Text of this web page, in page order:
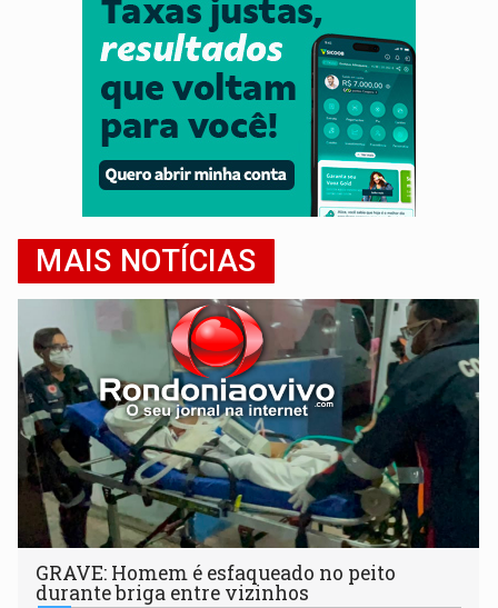
MAIS NOTÍCIAS
GRAVE: Homem é esfaqueado no peito
durante briga entre vizinhos